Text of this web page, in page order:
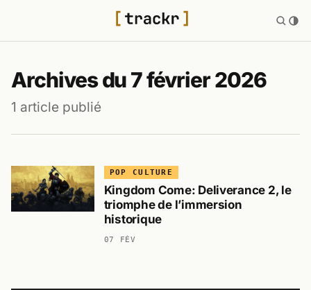
Archives du 7 février 2026
1 article publié
POP CULTURE
Kingdom Come: Deliverance 2, le
triomphe de l’immersion
historique
07 FÉV